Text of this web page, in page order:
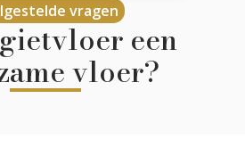
vragen
een
vloer?